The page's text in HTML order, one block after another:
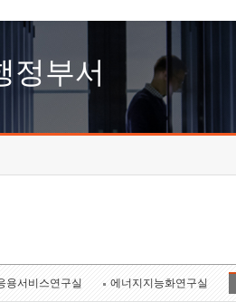
정부서
용서비스연구실 에너지지능화연구실